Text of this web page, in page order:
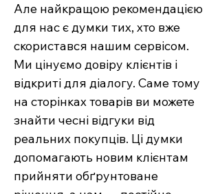
Але найкращою рекомендацією
для нас є думки тих, хто вже
скористався нашим сервісом.
Ми цінуємо довіру клієнтів і
відкриті для діалогу. Саме тому
на сторінках товарів ви можете
знайти чесні відгуки від
реальних покупців. Ці думки
допомагають новим клієнтам
прийняти обґрунтоване